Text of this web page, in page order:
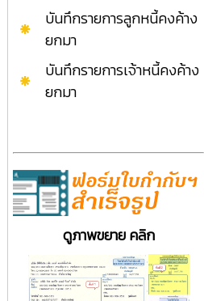
บันทึกรายการลูกหนี้คงค้าง
ยกมา
บันทึกรายการเจ้าหนี้คงค้าง
ยกมา
ดูภาพขยาย คลิก